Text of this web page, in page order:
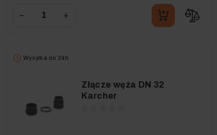
− +
Wysyłka do 24h
Złącze węża DN 32
Karcher